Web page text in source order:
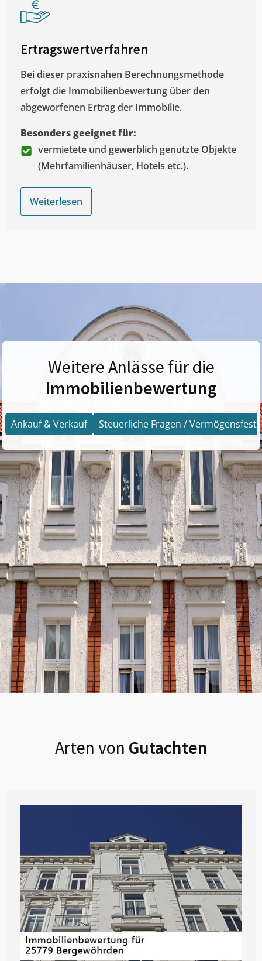
Ertragswertverfahren
Bei dieser praxisnahen Berechnungsmethode
erfolgt die Immobilienbewertung über den
abgeworfenen Ertrag der Immobilie.
Besonders geeignet für:
vermietete und gewerblich genutzte Objekte
(Mehrfamilienhäuser, Hotels etc.).
Weiterlesen
Weitere Anlässe für die
Immobilienbewertung
Ankauf & Verkauf Steuerliche Fragen /
Arten von Gutachten